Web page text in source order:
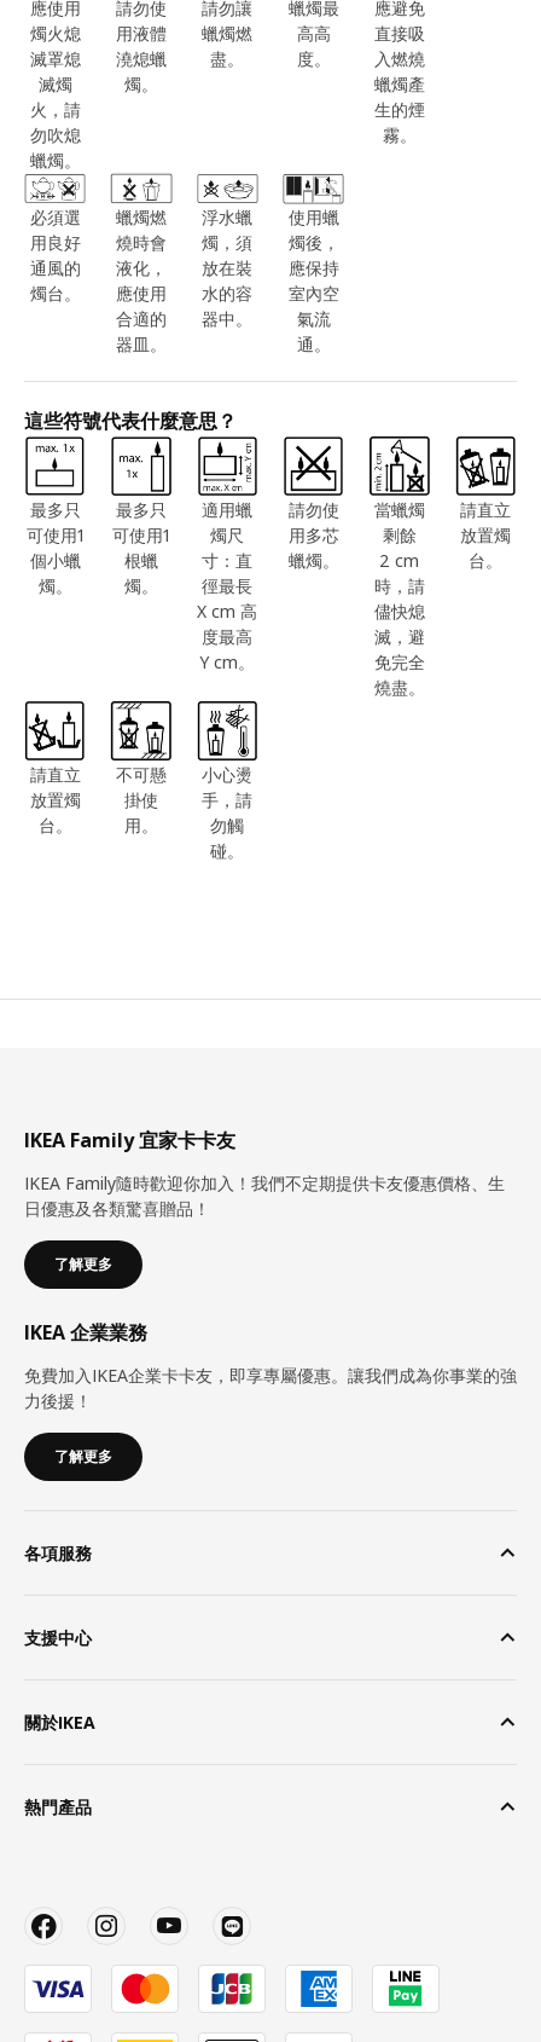
應使用
燭火熄
滅罩熄
滅燭
火，請
勿吹熄
蠟燭。
請勿使
用液體
澆熄蠟
燭。
請勿讓
蠟燭燃
盡。
蠟燭最
高高
度。
應避免
直接吸
入燃燒
蠟燭產
生的煙
霧。
必須選
用良好
通風的
燭台。
蠟燭燃
燒時會
液化，
應使用
合適的
器皿。
浮水蠟
燭，須
放在裝
水的容
器中。
使用蠟
燭後，
應保持
室內空
氣流
通。
這些符號代表什麼意思？
最多只
可使用1
個小蠟
燭。
最多只
可使用1
根蠟
燭。
適用蠟
燭尺
寸：直
徑最長
X cm 高
度最高
Y cm。
請勿使
用多芯
蠟燭。
當蠟燭
剩餘
2 cm
時，請
儘快熄
滅，避
免完全
燒盡。
請直立
放置燭
台。
請直立
放置燭
台。
不可懸
掛使
用。
小心燙
手，請
勿觸
碰。
IKEA Family 宜家卡卡友
IKEA Family隨時歡迎你加入！我們不定期提供卡友優惠價格、生
日優惠及各類驚喜贈品！
了解更多
IKEA 企業業務
免費加入IKEA企業卡卡友，即享專屬優惠。讓我們成為你事業的強
力後援！
了解更多
各項服務
支援中心
關於IKEA
熱門產品